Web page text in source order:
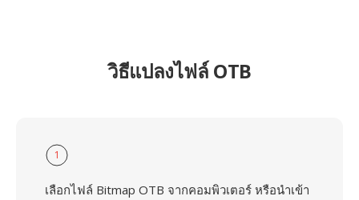
วิธีแปลงไฟล์ OTB
1
เลือกไฟล์ Bitmap OTB จากคอมพิวเตอร์ หรือนำเข้า